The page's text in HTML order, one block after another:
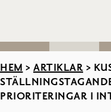
HEM > ARTIKLAR >
PRIORITERINGAR I